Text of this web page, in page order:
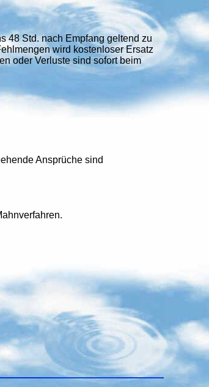
48 Std. nach Empfang geltend zu
wird kostenloser Ersatz
oder Verluste sind sofort beim
Ansprüche sind